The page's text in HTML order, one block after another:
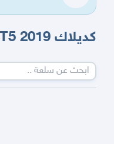
كديلاك 2019 XT5